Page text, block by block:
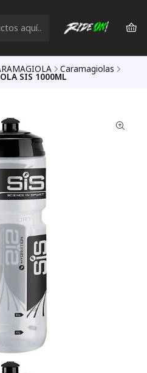
Caramagiolas
SIS 1000ML